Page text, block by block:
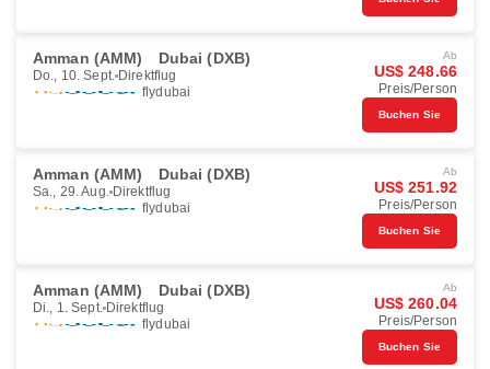
Amman (AMM) Dubai (DXB)
Do., 10. Sept. Direktflug
flydubai
Ab
US$ 248.66
Preis/Person
Buchen Sie
Amman (AMM) Dubai (DXB)
Sa., 29. Aug. Direktflug
flydubai
Ab
US$ 251.92
Preis/Person
Buchen Sie
Amman (AMM) Dubai (DXB)
Di., 1. Sept. Direktflug
flydubai
Ab
US$ 260.04
Preis/Person
Buchen Sie